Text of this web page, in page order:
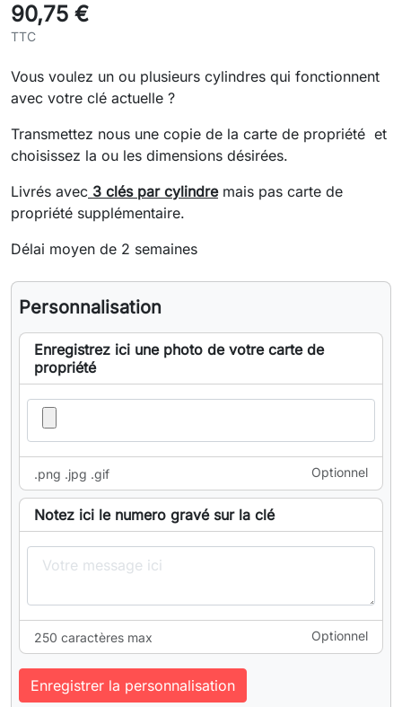
90,75 €
TTC
Vous voulez un ou plusieurs cylindres qui fonctionnent
avec votre clé actuelle ?
Transmettez nous une copie de la carte de propriété et
choisissez la ou les dimensions désirées.
Livrés avec 3 clés par cylindremais pas carte de
propriété supplémentaire.
Délai moyen de 2 semaines
Personnalisation
Enregistrez ici une photo de votre carte de
propriété
.png .jpg .gif Optionnel
Notez ici le numero gravé sur la clé
250 caractères max Optionnel
Enregistrer la personnalisation